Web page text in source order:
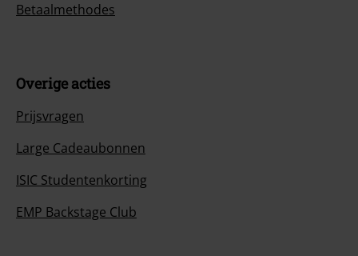
Betaalmethodes
Overige acties
Prijsvragen
Large Cadeaubonnen
ISIC Studentenkorting
EMP Backstage Club